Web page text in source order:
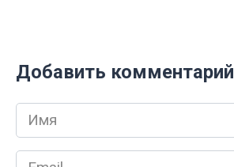
Добавить комментарий
Имя
*
Email